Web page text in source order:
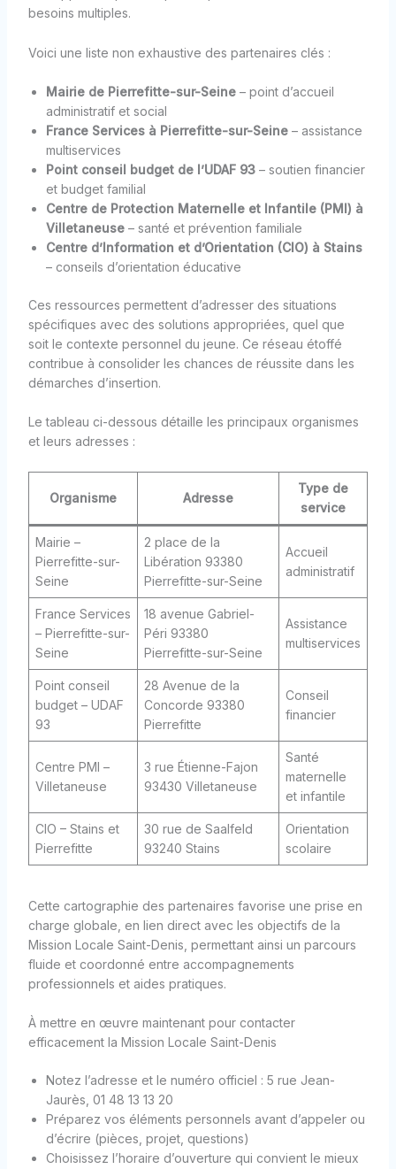
besoins multiples.
Voici une liste non exhaustive des partenaires clés :
Mairie de Pierrefitte-sur-Seine– point d’accueil
administratif et social
France Services à Pierrefitte-sur-Seine– assistance
multiservices
Point conseil budget de l’UDAF 93– soutien financier
et budget familial
Centre de Protection Maternelle et Infantile (PMI) à
Villetaneuse– santé et prévention familiale
Centre d’Information et d’Orientation (CIO) à Stains
– conseils d’orientation éducative
Ces ressources permettent d’adresser des situations
spécifiques avec des solutions appropriées, quel que
soit le contexte personnel du jeune. Ce réseau étoffé
contribue à consolider les chances de réussite dans les
démarches d’insertion.
Le tableau ci-dessous détaille les principaux organismes
et leurs adresses :
Organisme Adresse
Type de
service
Mairie –
Pierrefitte-sur-
Seine
2 place de la
Libération 93380
Pierrefitte-sur-Seine
Accueil
administratif
France Services
– Pierrefitte-sur-
Seine
18 avenue Gabriel-
Péri 93380
Pierrefitte-sur-Seine
Assistance
multiservices
Point conseil
budget – UDAF
93
28 Avenue de la
Concorde 93380
Pierrefitte
Conseil
financier
Centre PMI –
Villetaneuse
3 rue Étienne-Fajon
93430 Villetaneuse
Santé
maternelle
et infantile
CIO – Stains et
Pierrefitte
30 rue de Saalfeld
93240 Stains
Orientation
scolaire
Cette cartographie des partenaires favorise une prise en
charge globale, en lien direct avec les objectifs de la
Mission Locale Saint-Denis, permettant ainsi un parcours
fluide et coordonné entre accompagnements
professionnels et aides pratiques.
À mettre en œuvre maintenant pour contacter
efficacement la Mission Locale Saint-Denis
Notez l’adresse et le numéro officiel : 5 rue Jean-
Jaurès, 01 48 13 13 20
Préparez vos éléments personnels avant d’appeler ou
d’écrire (pièces, projet, questions)
Choisissez l’horaire d’ouverture qui convient le mieux